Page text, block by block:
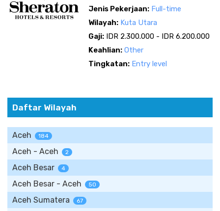
Jenis Pekerjaan: Full-time
Wilayah: Kuta Utara
Gaji: IDR 2.300.000 - IDR 6.200.000
Keahlian: Other
Tingkatan: Entry level
Daftar Wilayah
Aceh 184
Aceh - Aceh 2
Aceh Besar 4
Aceh Besar - Aceh 50
Aceh Sumatera 67